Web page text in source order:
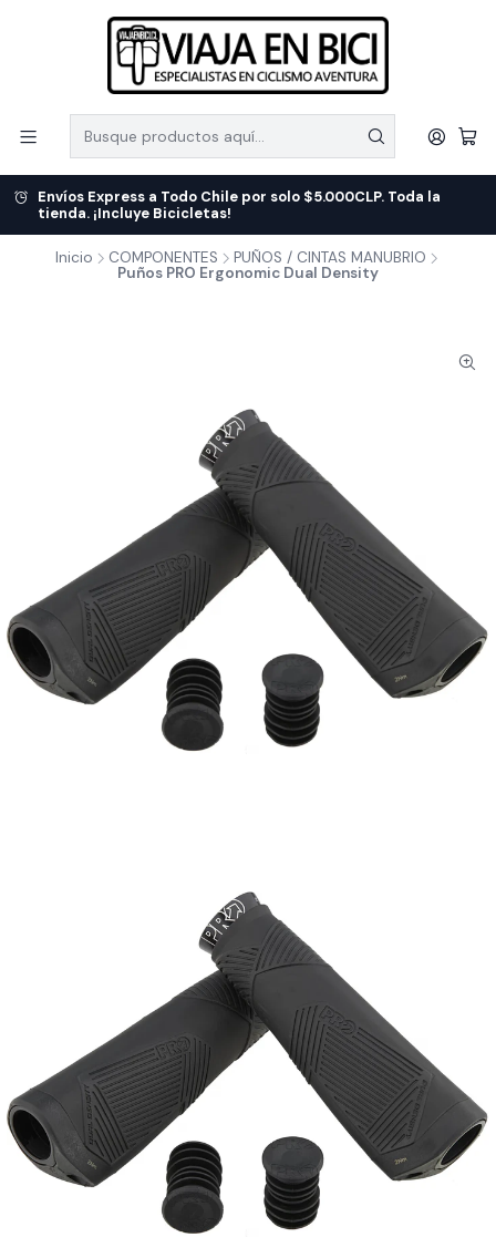
Envíos Express a Todo Chile por solo $5.000CLP. Toda la
tienda. ¡Incluye Bicicletas!
Inicio COMPONENTES
PUÑOS / CINTAS MANUBRIO
Puños PRO Ergonomic Dual Density